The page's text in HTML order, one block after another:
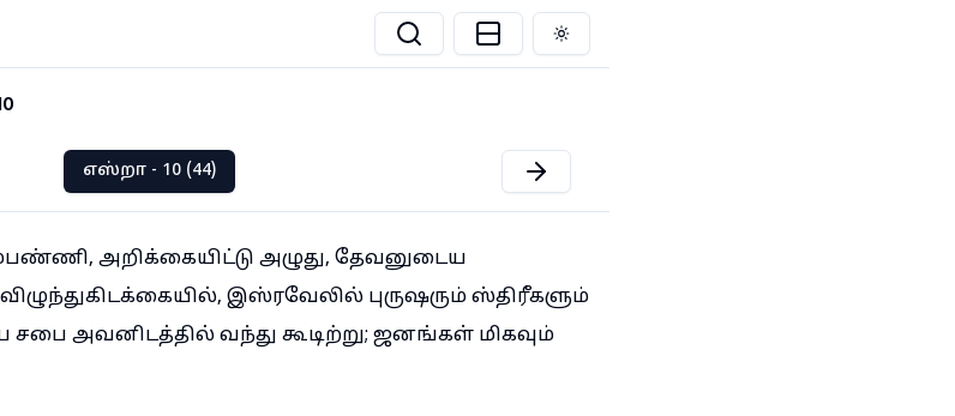
Toggle theme
எஸ்றா - 10 (44)
அறிக்கையிட்டு அழுது, தேவனுடைய
இஸ்ரவேலில் புருஷரும் ஸ்திரீகளும்
அவனிடத்தில் வந்து கூடிற்று; ஜனங்கள் மிகவும்